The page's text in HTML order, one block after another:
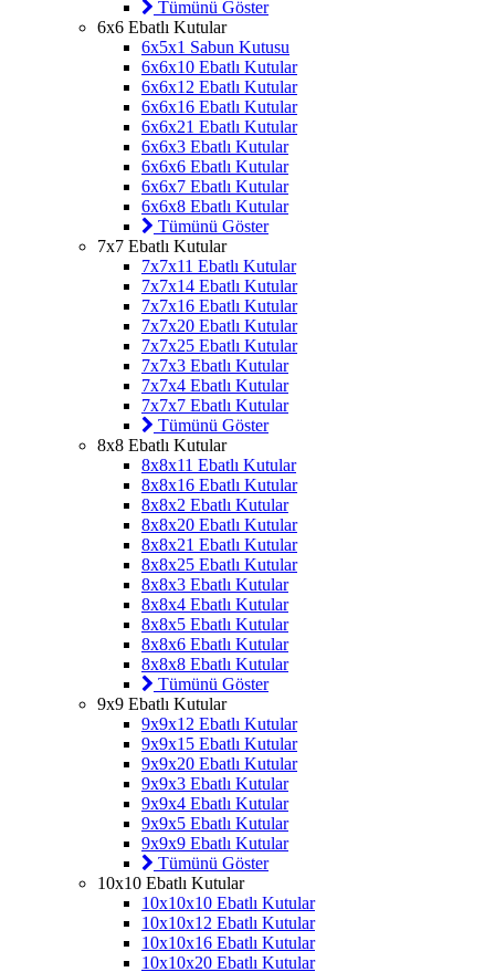
Tümünü Göster
6x6 Ebatlı Kutular
6x5x1 Sabun Kutusu
6x6x10 Ebatlı Kutular
6x6x12 Ebatlı Kutular
6x6x16 Ebatlı Kutular
6x6x21 Ebatlı Kutular
6x6x3 Ebatlı Kutular
6x6x6 Ebatlı Kutular
6x6x7 Ebatlı Kutular
6x6x8 Ebatlı Kutular
Tümünü Göster
7x7 Ebatlı Kutular
7x7x11 Ebatlı Kutular
7x7x14 Ebatlı Kutular
7x7x16 Ebatlı Kutular
7x7x20 Ebatlı Kutular
7x7x25 Ebatlı Kutular
7x7x3 Ebatlı Kutular
7x7x4 Ebatlı Kutular
7x7x7 Ebatlı Kutular
Tümünü Göster
8x8 Ebatlı Kutular
8x8x11 Ebatlı Kutular
8x8x16 Ebatlı Kutular
8x8x2 Ebatlı Kutular
8x8x20 Ebatlı Kutular
8x8x21 Ebatlı Kutular
8x8x25 Ebatlı Kutular
8x8x3 Ebatlı Kutular
8x8x4 Ebatlı Kutular
8x8x5 Ebatlı Kutular
8x8x6 Ebatlı Kutular
8x8x8 Ebatlı Kutular
Tümünü Göster
9x9 Ebatlı Kutular
9x9x12 Ebatlı Kutular
9x9x15 Ebatlı Kutular
9x9x20 Ebatlı Kutular
9x9x3 Ebatlı Kutular
9x9x4 Ebatlı Kutular
9x9x5 Ebatlı Kutular
9x9x9 Ebatlı Kutular
Tümünü Göster
10x10 Ebatlı Kutular
10x10x10 Ebatlı Kutular
10x10x12 Ebatlı Kutular
10x10x16 Ebatlı Kutular
10x10x20 Ebatlı Kutular